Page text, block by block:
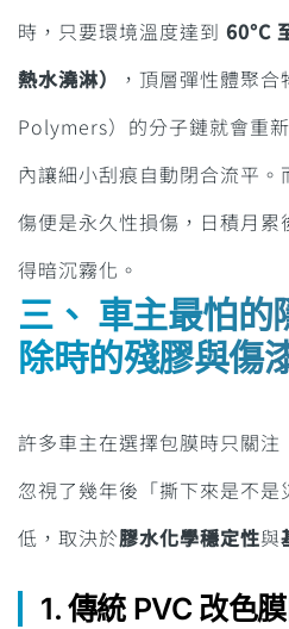
時，只要環境溫度達到 60°C
熱水澆淋）
，頂層彈性體聚
Polymers）的分子鏈就會重
內讓細小刮痕自動閉合流平。
傷便是永久性損傷，日積月
得暗沉霧化。
三、 車主最怕的
除時的殘膠與傷
許多車主在選擇包膜時只關
忽視了幾年後「撕下來是不
低，取決於膠水化學穩定性與
1. 傳統 PVC 改色